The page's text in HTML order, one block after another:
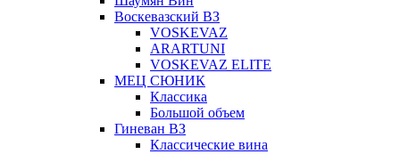
Воскевазский ВЗ
VOSKEVAZ
ARARTUNI
VOSKEVAZ ELITE
МЕЦ СЮНИК
Классика
Большой объем
Гиневан ВЗ
Классические вина